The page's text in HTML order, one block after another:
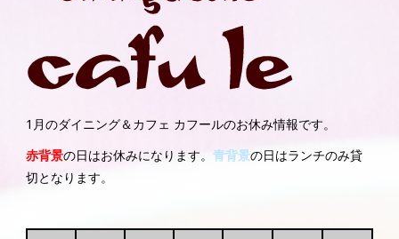
1月のダイニング＆カフェ カフールのお休み情報です。
赤背景の日はお休みになります。 青背景の日はランチのみ貸
切となります。